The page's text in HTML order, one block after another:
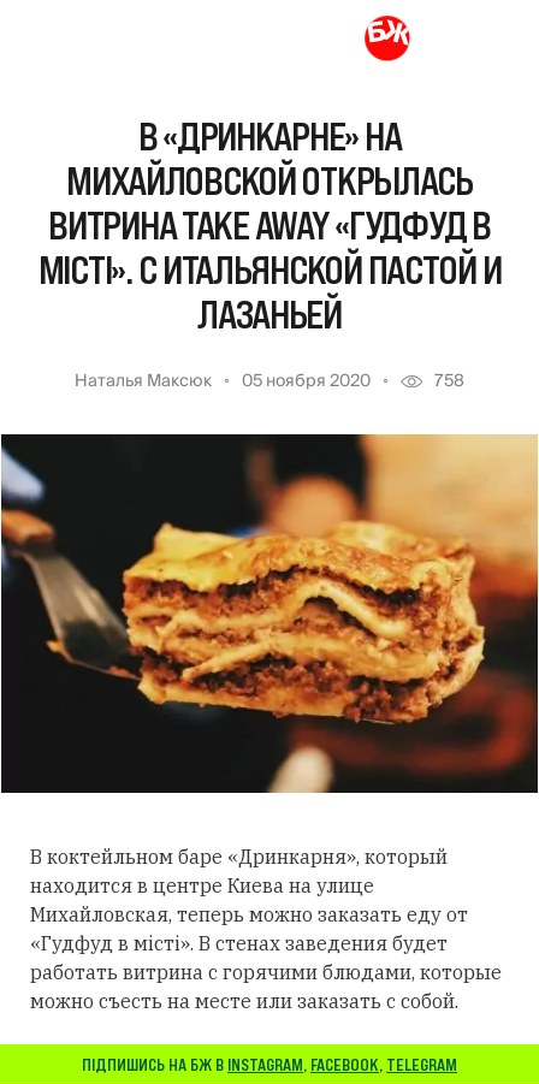
В «ДРИНКАРНЕ» НА
МИХАЙЛОВСКОЙ ОТКРЫЛАСЬ
ВИТРИНА TAKE AWAY «ГУДФУД В
МІСТІ». С ИТАЛЬЯНСКОЙ ПАСТОЙ И
ЛАЗАНЬЕЙ
Наталья Максюк 05 ноября 2020 758
В коктейльном баре «Дринкарня», который
находится в центре Киева на улице
Михайловская, теперь можно заказать еду от
«Гудфуд в місті». В стенах заведения будет
работать витрина с горячими блюдами, которые
можно съесть на месте или заказать с собой.
ПІДПИШИСЬ НА БЖ В INSTAGRAM, FACEBOOK, TELEGRAM